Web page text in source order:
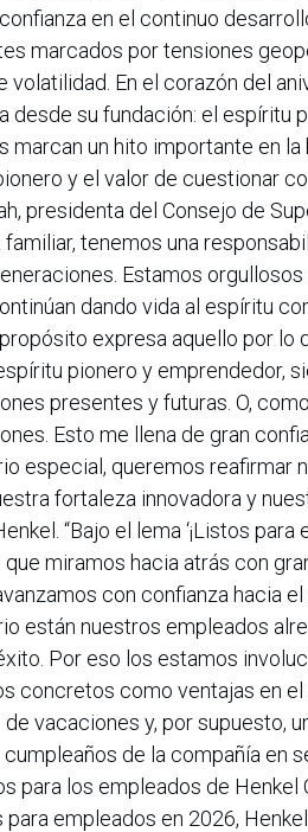
en el continuo
marcados por tensiones
volatilidad. En el corazón del
desde su fundación: el espíritu
marcan un hito importante en
y el valor de cuestionar
presidenta del Consejo de
tenemos una
Estamos
dando vida al espíritu
expresa aquello por lo
pionero y emprendedor,
presentes y futuras. O,
Esto me llena de gran
especial, queremos reafirmar
fortaleza innovadora y
“Bajo el lema ‘¡Listos
que miramos hacia atrás con
con confianza hacia
están nuestros empleados
Por eso los estamos
concretos como ventajas en
de vacaciones y, por supuesto,
de la compañía en
para los empleados de
para empleados en 2026,